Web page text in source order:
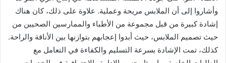
وأشاروا إلى أن الملابس مريحة وعملية. علاوة على ذلك، كان هناك
إشادة كبيرة من قبل مجموعة من الأطباء والممارسين الصحيين من
حيث تصميم الملابس، حيث أبدوا إعجابهم بتوازنها بين الأناقة والراحة.
كذلك، تمت الإشادة بسرعة التسليم والكفاءة في التعامل مع